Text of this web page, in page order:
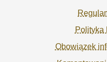
Polityka
Obowiązek